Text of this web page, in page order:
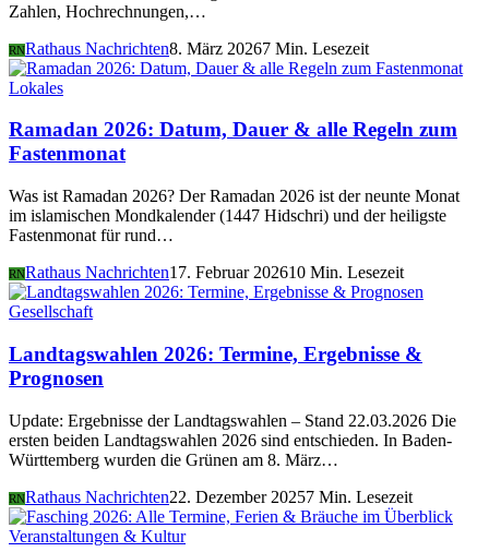
Zahlen, Hochrechnungen,…
RNRathaus Nachrichten8. März 20267 Min. Lesezeit
Lokales
Ramadan 2026: Datum, Dauer & alle Regeln zum
Fastenmonat
Was ist Ramadan 2026? Der Ramadan 2026 ist der neunte Monat
im islamischen Mondkalender (1447 Hidschri) und der heiligste
Fastenmonat für rund…
RNRathaus Nachrichten17. Februar 202610 Min. Lesezeit
Gesellschaft
Landtagswahlen 2026: Termine, Ergebnisse &
Prognosen
Update: Ergebnisse der Landtagswahlen – Stand 22.03.2026 Die
ersten beiden Landtagswahlen 2026 sind entschieden. In Baden-
Württemberg wurden die Grünen am 8. März…
RNRathaus Nachrichten22. Dezember 20257 Min. Lesezeit
Veranstaltungen & Kultur